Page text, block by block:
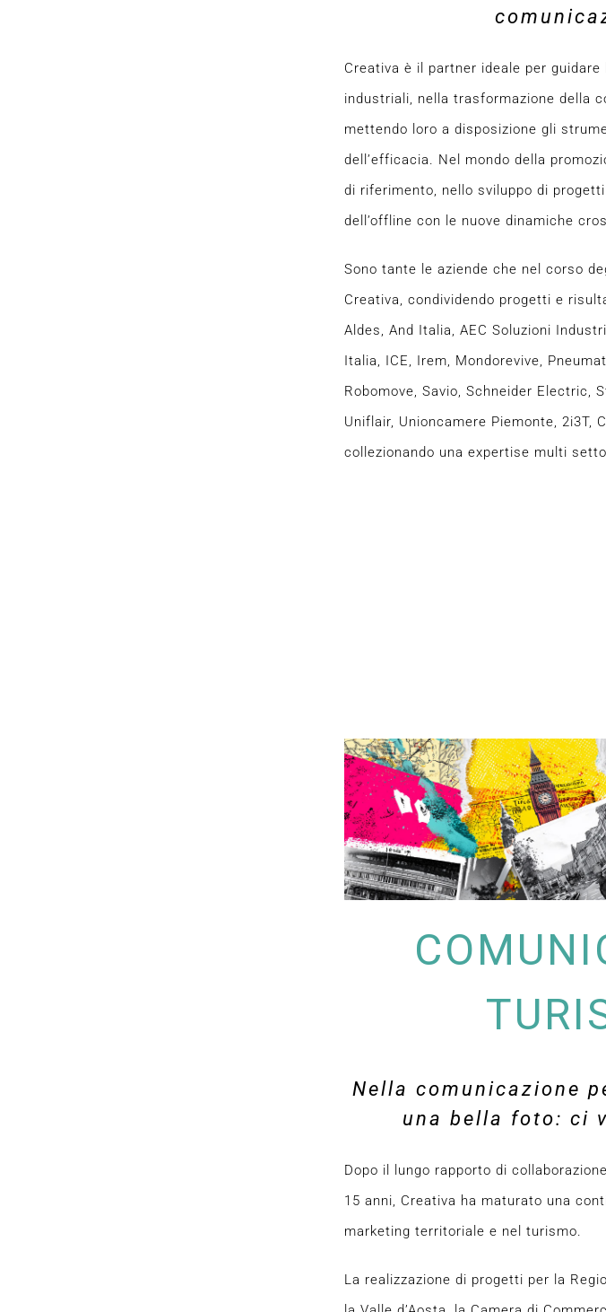
Creativa è il partner ideale per
industriali, nella trasformazione della
mettendo loro a disposizione gli
dell’efficacia. Nel mondo della
di riferimento, nello sviluppo di
dell’offline con le nuove dinamiche
Sono tante le aziende che nel corso
Creativa, condividendo progetti e
Aldes, And Italia, AEC Soluzioni
Italia, ICE, Irem, Mondorevive,
Robomove, Savio, Schneider Electric,
Uniflair, Unioncamere Piemonte, 2i3T,
collezionando una expertise multi
Nella comunicazione
una bella foto: ci
Dopo il lungo rapporto di
15 anni, Creativa ha maturato una
marketing territoriale e nel turismo.
La realizzazione di progetti per la